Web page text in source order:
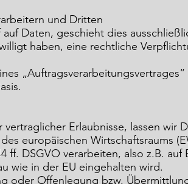
und Dritten
Daten, geschieht dies
haben, eine rechtliche
Erlaubnisse, lassen wir
europäischen Wirtschaftsraums
ff. DSGVO verarbeiten, also z.B.
wie in der EU eingehalten wird.
oder Offenlegung bzw.